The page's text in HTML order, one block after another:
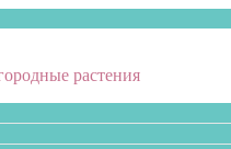
растения